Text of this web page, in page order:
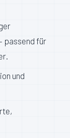
passend für
und